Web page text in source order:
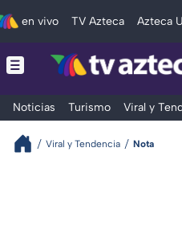
en vivo TV Azteca Azteca
Noticias Turismo Viral y
Viral y Tendencia Nota